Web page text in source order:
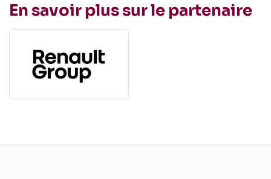
En savoir plus sur le partenaire